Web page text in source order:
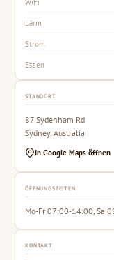
WiFi
Lärm
Strom
Essen
STANDORT
87 Sydenham Rd
Sydney, Australia
In Google Maps öffnen
ÖFFNUNGSZEITEN
Mo-Fr 07:00-14:00, Sa
KONTAKT